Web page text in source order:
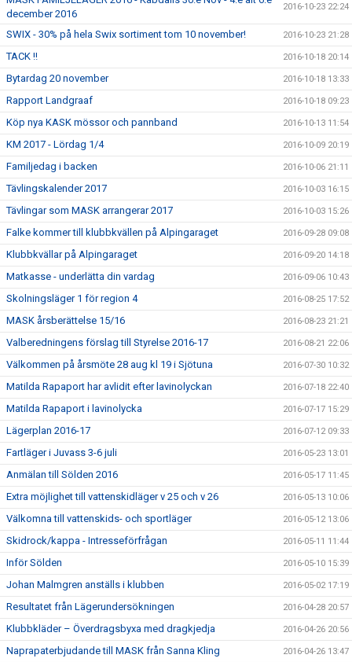
december 2016
2016-10-23 22:24
SWIX - 30% på hela Swix sortiment tom 10 november! 2016-10-23 21:28
TACK !! 2016-10-18 20:14
Bytardag 20 november 2016-10-18 13:33
Rapport Landgraaf 2016-10-18 09:23
Köp nya KASK mössor och pannband 2016-10-13 11:54
KM 2017 - Lördag 1/4 2016-10-09 20:19
Familjedag i backen 2016-10-06 21:11
Tävlingskalender 2017 2016-10-03 16:15
Tävlingar som MASK arrangerar 2017 2016-10-03 15:26
Falke kommer till klubbkvällen på Alpingaraget 2016-09-28 09:08
Klubbkvällar på Alpingaraget 2016-09-20 14:18
Matkasse - underlätta din vardag 2016-09-06 10:43
Skolningsläger 1 för region 4 2016-08-25 17:52
MASK årsberättelse 15/16 2016-08-23 21:21
Valberedningens förslag till Styrelse 2016-17 2016-08-21 22:06
Välkommen på årsmöte 28 aug kl 19 i Sjötuna 2016-07-30 10:32
Matilda Rapaport har avlidit efter lavinolyckan 2016-07-18 22:40
Matilda Rapaport i lavinolycka 2016-07-17 15:29
Lägerplan 2016-17 2016-07-12 09:33
Fartläger i Juvass 3-6 juli 2016-05-23 13:01
Anmälan till Sölden 2016 2016-05-17 11:45
Extra möjlighet till vattenskidläger v 25 och v 26 2016-05-13 10:06
Välkomna till vattenskids- och sportläger 2016-05-12 13:06
Skidrock/kappa - Intresseförfrågan 2016-05-11 11:44
Inför Sölden 2016-05-10 15:39
Johan Malmgren anställs i klubben 2016-05-02 17:19
Resultatet från Lägerundersökningen 2016-04-28 20:57
Klubbkläder – Överdragsbyxa med dragkjedja 2016-04-26 20:56
Naprapaterbjudande till MASK från Sanna Kling 2016-04-26 13:47